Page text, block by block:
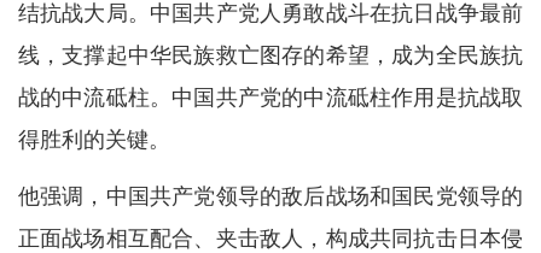
结抗战大局。中国共产党人勇敢战斗在抗日战争最前
线，支撑起中华民族救亡图存的希望，成为全民族抗
战的中流砥柱。中国共产党的中流砥柱作用是抗战取
得胜利的关键。
他强调，中国共产党领导的敌后战场和国民党领导的
正面战场相互配合、夹击敌人，构成共同抗击日本侵